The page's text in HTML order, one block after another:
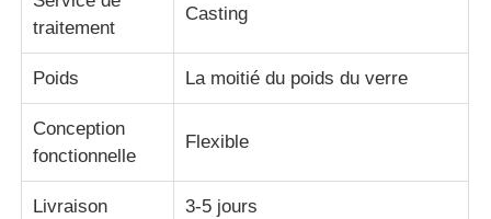
traitement
Casting
Poids La moitié du poids du verre
Conception
fonctionnelle
Flexible
Livraison 3-5 jours